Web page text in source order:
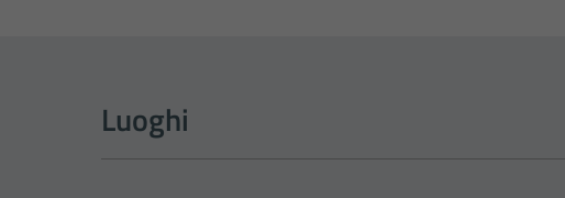
Luoghi